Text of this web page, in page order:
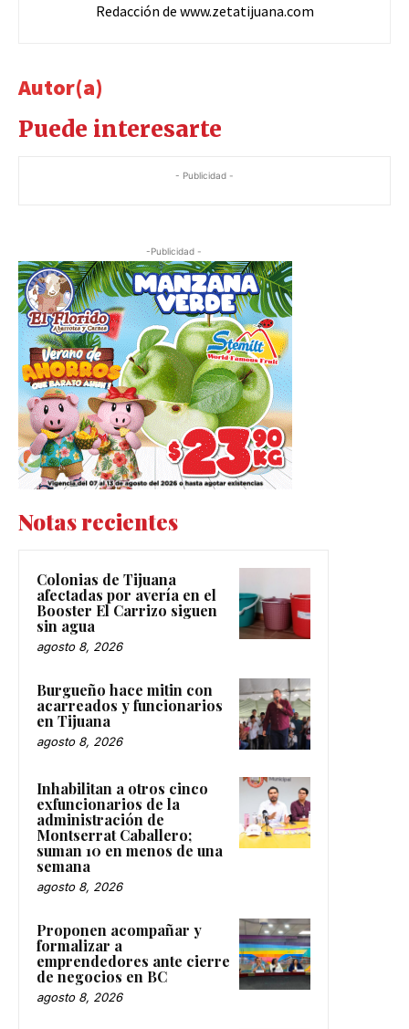
Redacción de www.zetatijuana.com
Autor(a)
Puede interesarte
- Publicidad -
-Publicidad -
Notas recientes
Colonias de Tijuana
afectadas por avería en el
Booster El Carrizo siguen
sin agua
agosto 8, 2026
Burgueño hace mitin con
acarreados y funcionarios
en Tijuana
agosto 8, 2026
Inhabilitan a otros cinco
exfuncionarios de la
administración de
Montserrat Caballero;
suman 10 en menos de una
semana
agosto 8, 2026
Proponen acompañar y
formalizar a
emprendedores ante cierre
de negocios en BC
agosto 8, 2026